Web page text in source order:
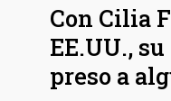
Con Cilia
EE.UU.,
preso a